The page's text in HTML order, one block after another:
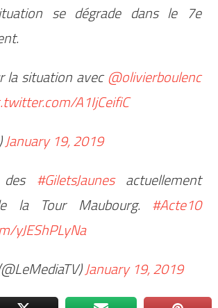
se dégrade dans le 7e
la situation avec@olivierboulenc
A1IjCeifiC
January 19, 2019
#GiletsJaunesactuellement
la Tour Maubourg. #Acte10
yJEShPLyNa
January 19, 2019